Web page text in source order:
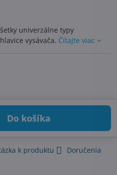
univerzálne typy
vysávača. Čítajte viac
Do košíka
k produktu
Doručenia